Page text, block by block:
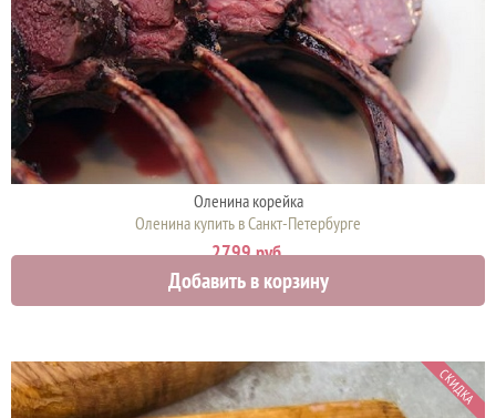
Оленина корейка
Оленина купить в Санкт-Петербурге
2799 руб.
Добавить в корзину
СКИДКА